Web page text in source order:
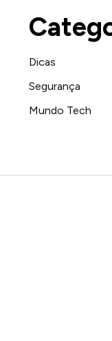
Dicas
Segurança
Mundo Tech